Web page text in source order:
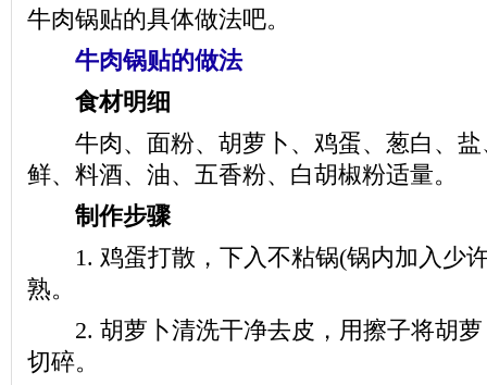
牛肉锅贴的具体做法吧。
牛肉锅贴的做法
食材明细
牛肉、面粉、胡萝卜、鸡蛋、葱白、盐
鲜、料酒、油、五香粉、白胡椒粉适量。
制作步骤
1. 鸡蛋打散，下入不粘锅(锅内加入少
熟。
2. 胡萝卜清洗干净去皮，用擦子将胡萝
切碎。